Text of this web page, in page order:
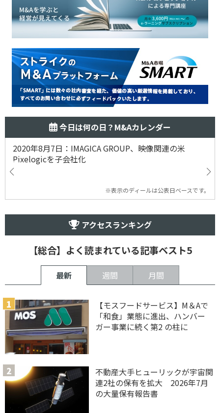
今日は何の日？M&Aカレンダー
2020年8月7日：IMAGICA GROUP、映像関連の米
Pixelogicを子会社化
※表示のディールは公表日ベースです。
アクセスランキング
【総合】よく読まれている記事ベスト5
最新 週間 月間
【モスフードサービス】M＆Aで
「和食」業態に進出、ハンバー
ガー事業に続く第2 の柱に
不動産大手ヒューリックが宇宙関
連2社の保有を拡大 2026年7月
の大量保有報告書